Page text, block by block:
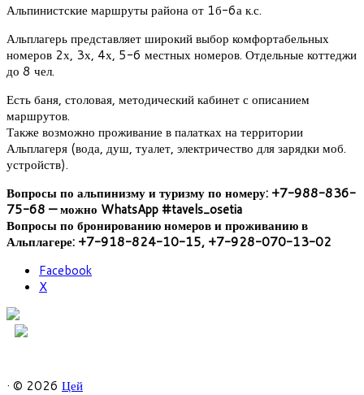
Альпинистские маршруты района от 1б-6а к.с.
Альплагерь представляет широкий выбор комфортабельных
номеров 2х, 3х, 4х, 5-6 местных номеров. Отдельные коттеджи
до 8 чел.
Есть баня, столовая, методический кабинет с описанием
маршрутов.
Также возможно проживание в палатках на территории
Альплагеря (вода, душ, туалет, электричество для зарядки моб.
устройств).
Вопросы по альпинизму и туризму по номеру: +7-988-836-
75-68 — можно WhatsApp #tavels_osetia
Вопросы по бронированию номеров и проживанию в
Альплагере: +7-918-824-10-15, +7-928-070-13-02
Share
"В
Альплагере
круглогодичное
Facebook
X
· © 2026 Цей